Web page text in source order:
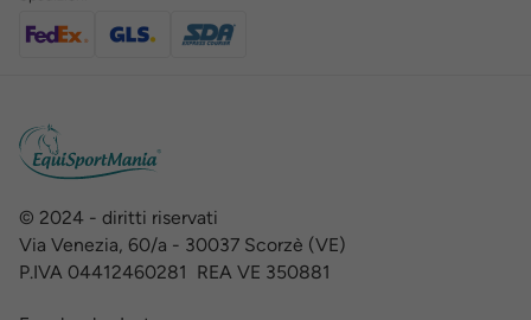
© 2024 - diritti riservati
Via Venezia, 60/a - 30037 Scorzè (VE)
P.IVA 04412460281 REA VE 350881